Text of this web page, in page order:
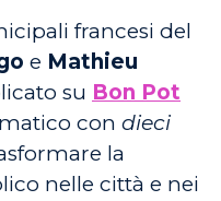
francesi del
e Mathieu
su Bon Pot
con dieci
la
nelle città e nei